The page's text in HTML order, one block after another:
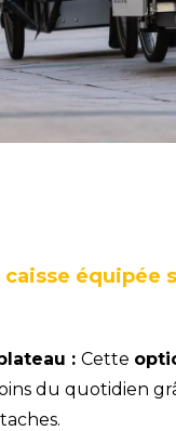
caisse équipée
: Cette
du quotidien